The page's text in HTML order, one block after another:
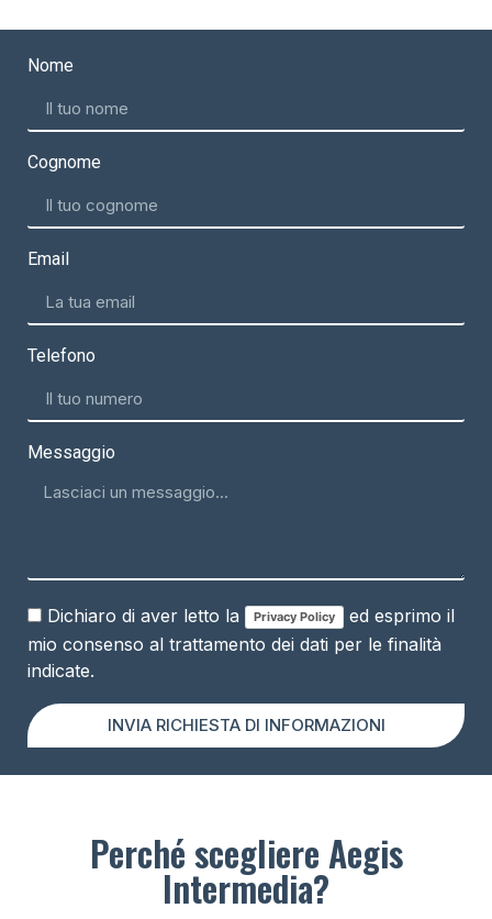
Nome
Cognome
Email
Telefono
Messaggio
Dichiaro di aver letto la Privacy Policy
ed esprimo il
mio consenso al trattamento dei dati per le finalità
indicate.
INVIA RICHIESTA DI INFORMAZIONI
Perché scegliere Aegis
Intermedia?